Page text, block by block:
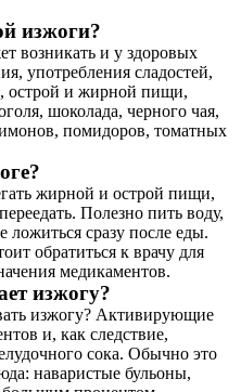
изжоги?
возникать и у здоровых
употребления сладостей,
острой и жирной пищи,
шоколада, черного чая,
помидоров, томатных
жирной и острой пищи,
Полезно пить воду,
сразу после еды.
обратиться к врачу для
медикаментов.
изжогу?
изжогу? Активирующие
и, как следствие,
сока. Обычно это
наваристые бульоны,